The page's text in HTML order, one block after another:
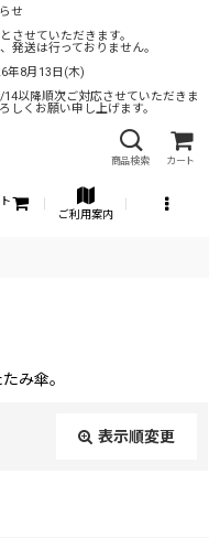
せ
させていただきます。
発送は行っておりません。
年8月13日(木)
以降順次ご対応させていただきま
しくお願い申し上げます。
商品検索 カート
ご利用案内
み傘。
表示順変更